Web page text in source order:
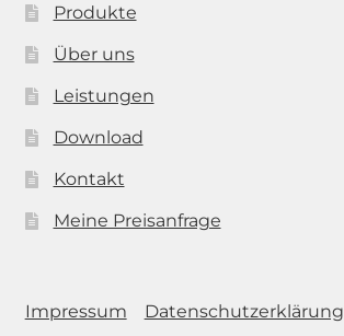
Produkte
Über uns
Leistungen
Download
Kontakt
Meine Preisanfrage
Impressum Datenschutzerklärung